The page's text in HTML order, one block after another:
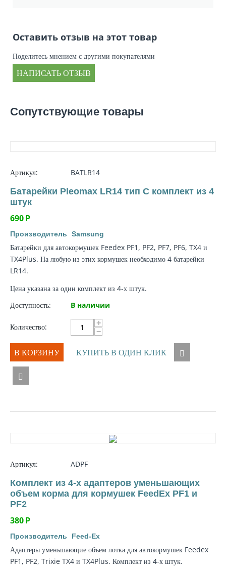
Оставить отзыв на этот товар
Поделитесь мнением с другими покупателями
НАПИСАТЬ ОТЗЫВ
Сопутствующие товары
Артикул: BATLR14
Батарейки Pleomax LR14 тип C комплект из 4
штук
690Р
Производитель Samsung
Батарейки для автокормушек Feedex PF1, PF2, PF7, PF6, TX4 и
TX4Plus. На любую из этих кормушек необходимо 4 батарейки
LR14.
Цена указана за один комплект из 4-х штук.
Доступность:
В наличии
Количество:
+
−
В КОРЗИНУ КУПИТЬ В ОДИН КЛИК
Артикул: ADPF
Комплект из 4-х адаптеров уменьшающих
объем корма для кормушек FeedEx PF1 и
PF2
380Р
Производитель Feed-Ex
Адаптеры уменьшающие объем лотка для автокормушек Feedex
PF1, PF2, Trixie TX4 и TX4Plus. Комплект из 4-х штук.